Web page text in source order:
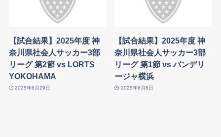
【試合結果】2025年度 神
奈川県社会人サッカー3部
リーグ 第2節 vs LORTS
YOKOHAMA
2025年6月29日
【試合結果】2025年度 神
奈川県社会人サッカー3部
リーグ 第1節 vs バンデリ
ージャ横浜
2025年6月8日